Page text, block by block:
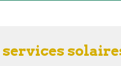
services